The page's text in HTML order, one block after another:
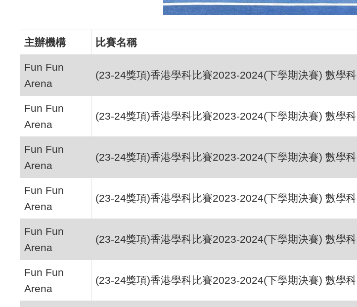
主辦機構 比賽名稱
Fun Fun
Arena
(23-24獎項)香港學科比賽2023-2024(下學期決賽) 數學科
Fun Fun
Arena
(23-24獎項)香港學科比賽2023-2024(下學期決賽) 數學科
Fun Fun
Arena
(23-24獎項)香港學科比賽2023-2024(下學期決賽) 數學科
Fun Fun
Arena
(23-24獎項)香港學科比賽2023-2024(下學期決賽) 數學科
Fun Fun
Arena
(23-24獎項)香港學科比賽2023-2024(下學期決賽) 數學科
Fun Fun
Arena
(23-24獎項)香港學科比賽2023-2024(下學期決賽) 數學科